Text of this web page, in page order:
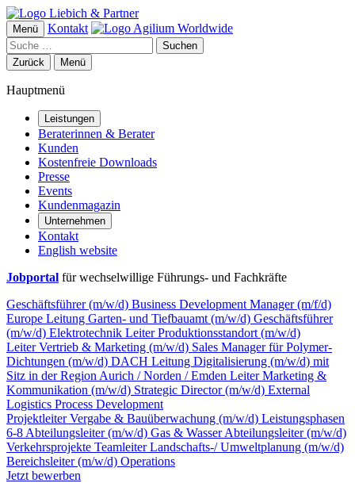
Menü Kontakt
Suchen
Zurück
Menü
Hauptmenü
Leistungen
Beraterinnen & Berater
Kunden
Kostenfreie Downloads
Presse
Events
Kundenmagazin
Unternehmen
Kontakt
English website
Jobportal für wechselwillige Führungs- und Fachkräfte
Geschäftsführer (m/w/d) Business Development Manager (m/f/d)
Europe Leitung Garten- und Tiefbauamt (m/w/d) Geschäftsführer
(m/w/d) Elektrotechnik Leiter Produktionsstandort (m/w/d)
Leiter Vertrieb & Marketing (m/w/d) Sales Manager für Polymer-
Dichtungen (m/w/d) DACH Leitung Digitalisierung (m/w/d) mit
Sitz in der Region Aurich / Norden / Emden Leiter Marketing &
Kommunikation (m/w/d) Strategic Director (m/w/d) External
Logistics Process Development
Projektleiter Vergabe & Bauüberwachung (m/w/d) Leistungsphasen
6-8 Abteilungsleiter (m/w/d) Gas & WasserAbteilungsleiter (m/w/d)
Verkehrsprojekte Teamleiter Landschafts-/ Umweltplanung (m/w/d)
Bereichsleiter (m/w/d) Operations
Jetzt bewerben